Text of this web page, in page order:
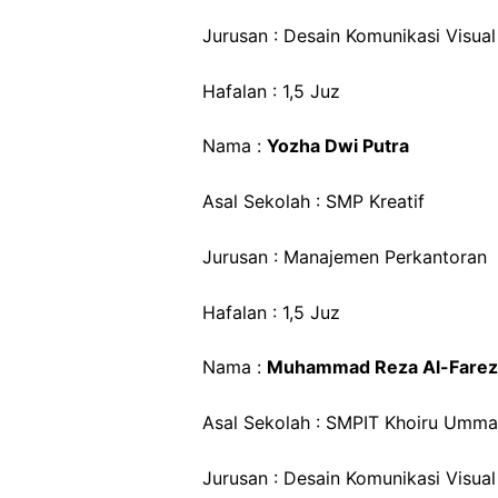
Jurusan : Desain Komunikasi Visual
Hafalan : 1,5 Juz
Nama : Yozha Dwi Putra
Asal Sekolah : SMP Kreatif
Jurusan : Manajemen Perkantoran
Hafalan : 1,5 Juz
Nama : Muhammad Reza Al-
Asal Sekolah : SMPIT Khoiru
Jurusan : Desain Komunikasi Visual